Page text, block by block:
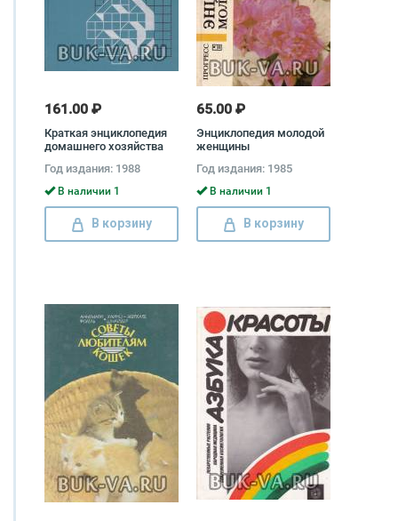
161.00 ₽
Краткая энциклопедия
домашнего хозяйства
Год издания: 1988
В наличии 1
В корзину
65.00 ₽
Энциклопедия молодой
женщины
Год издания: 1985
В наличии 1
В корзину